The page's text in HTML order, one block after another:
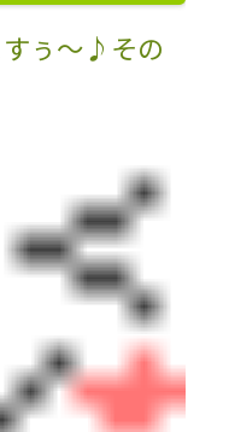
ぅ～♪その